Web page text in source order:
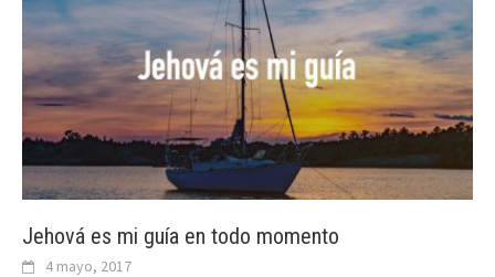
Jehová es mi guía en todo momento
4 mayo, 2017